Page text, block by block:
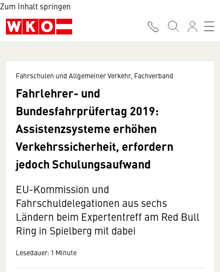
Zum Inhalt springen
Fahrschulen und Allgemeiner Verkehr, Fachverband
Fahrlehrer- und
Bundesfahrprüfertag 2019:
Assistenzsysteme erhöhen
Verkehrssicherheit, erfordern
jedoch Schulungsaufwand
EU-Kommission und
Fahrschuldelegationen aus sechs
Ländern beim Expertentreff am Red Bull
Ring in Spielberg mit dabei
Lesedauer: 1 Minute